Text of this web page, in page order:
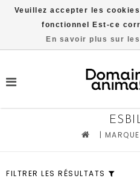
|
FILTRER LES RÉSULTATS
Veuillez accepter les
fonctionnel Est-ce
En savoir plus sur
Livraison